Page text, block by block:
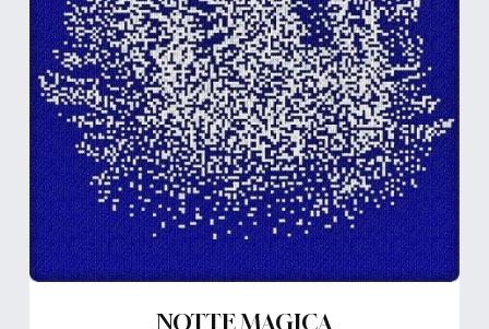
NOTTE MAGICA